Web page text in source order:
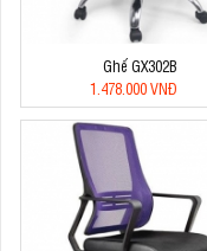
Ghế GX302B
1.478.000 VNĐ